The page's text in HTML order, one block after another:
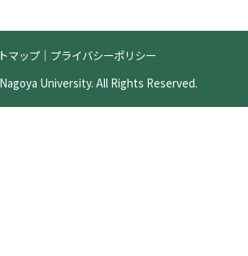
マップ｜ プライバシーポリシー
University. All Rights Reserved.